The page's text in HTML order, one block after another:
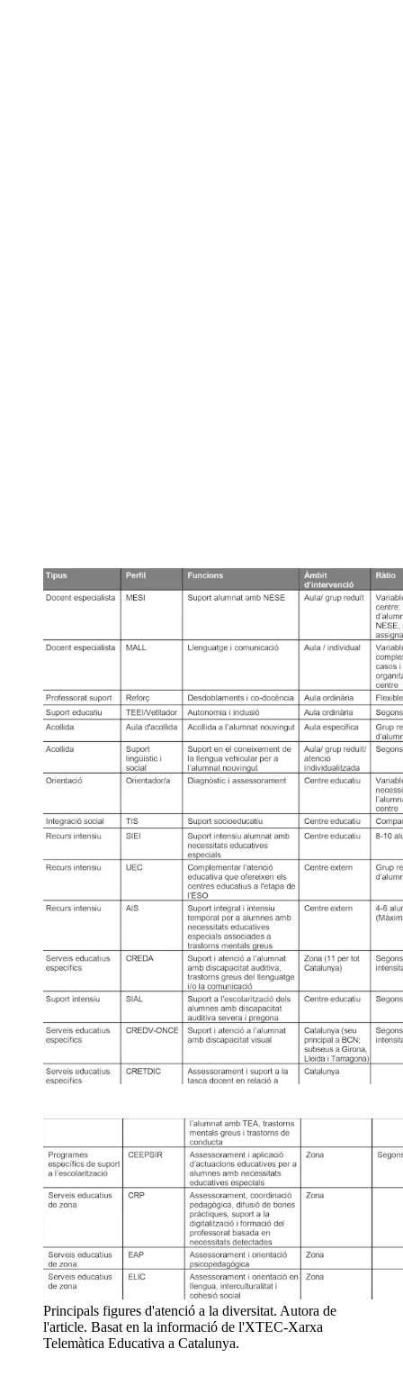
Principals figures d'atenció a la diversitat. Autora de
l'article. Basat en la informació de l'XTEC-Xarxa
Telemàtica Educativa a Catalunya.